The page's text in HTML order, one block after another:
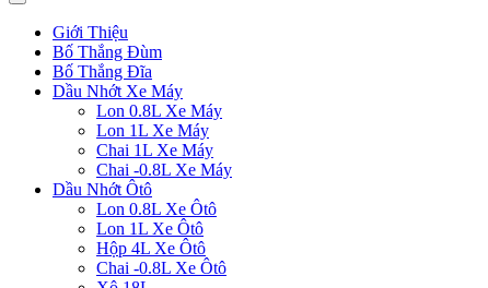
Giới Thiệu
Bố Thắng Đùm
Bố Thắng Đĩa
Dầu Nhớt Xe Máy
Lon 0.8L Xe Máy
Lon 1L Xe Máy
Chai 1L Xe Máy
Chai -0.8L Xe Máy
Dầu Nhớt Ôtô
Lon 0.8L Xe Ôtô
Lon 1L Xe Ôtô
Hộp 4L Xe Ôtô
Chai -0.8L Xe Ôtô